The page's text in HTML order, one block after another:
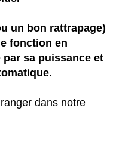
un bon rattrapage)
fonction en
sa puissance et
dans notre